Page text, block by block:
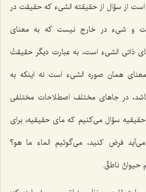
از سؤال از حقیقته الشیء كه حقیقت در
و شیء در خارج نیست كه به معناى
ذاتى الشیء است، به عبارت دیگر حقیقتُ
همان صوره الشیء است نه اینكه به
در جاهاى مختلف اصطلاحات مختلفى
سؤال مى‌كنیم كه ماى حقیقیه، براى
فرض كنید، مى‌گوئیم الماء ما هو؟
حیوانٌ ناطقٌ.